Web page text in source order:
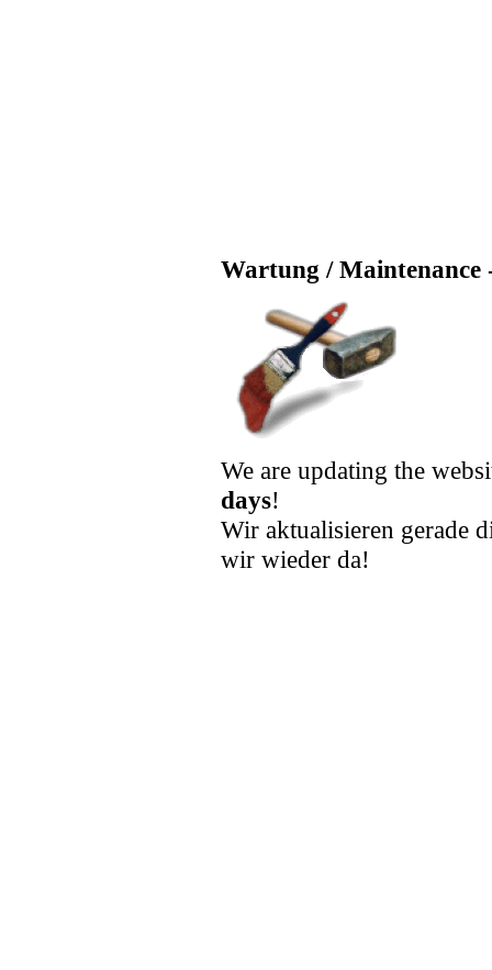
Wartung / Maintenance
We are updating the
days!
Wir aktualisieren gerade
wir wieder da!